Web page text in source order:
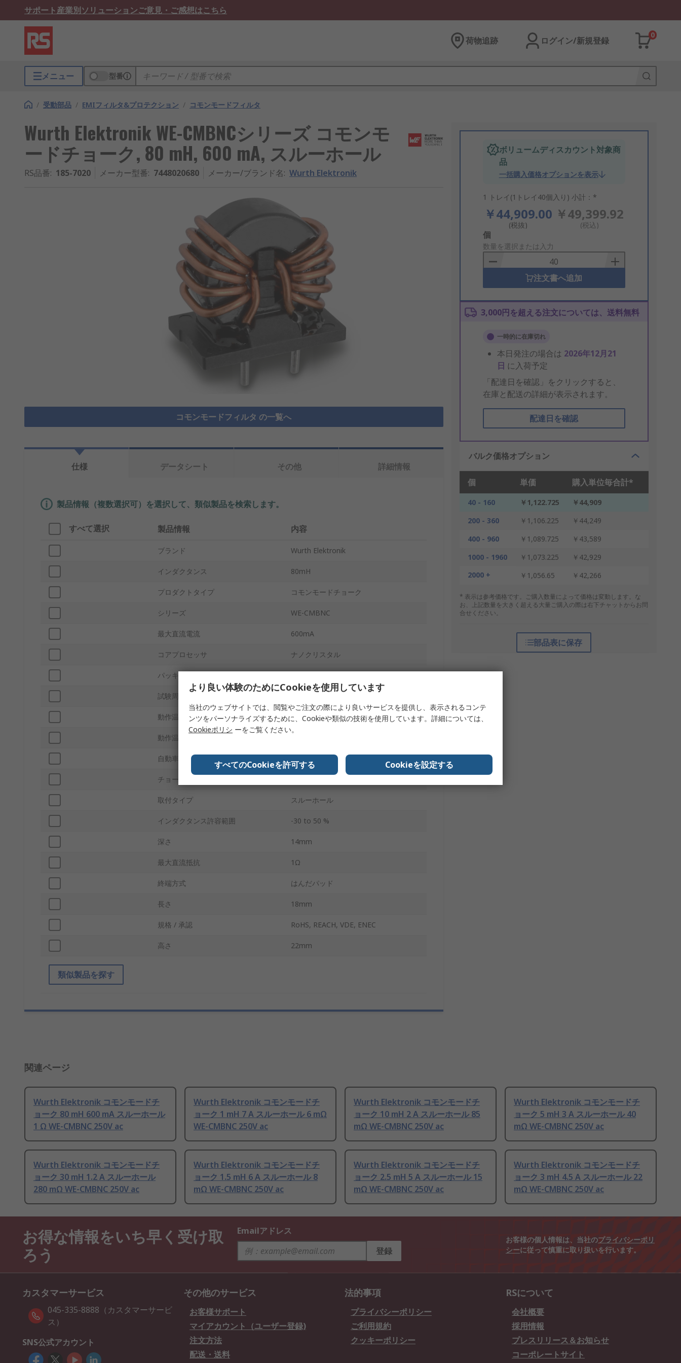
サポート産業別ソリューションご意見・ご感想はこちら
荷物追跡 ログイン/新規登録
0
メニュー 型番
/ 受動部品 / EMIフィルタ&プロテクション / コモンモードフィルタ
Wurth Elektronik WE-CMBNCシリーズ コモンモ
ードチョーク, 80 mH, 600 mA, スルーホール
RS品番: 185-7020 メーカー型番: 7448020680 メーカー/ブランド名: Wurth Elektronik
コモンモードフィルタ の一覧へ
ボリュームディスカウント対象商
品
一括購入価格オプションを表示
1 トレイ(1トレイ40個入り) 小計：*
￥44,909.00
(税抜)
￥49,399.92
(税込)
Add
to
Basket
個
数量を選択または入力
注文書へ追加
3,000円を超える注文については、送料無料
一時的に在庫切れ
本日発注の場合は 2026年12月21
日 に入荷予定
「配達日を確認」をクリックすると、
在庫と配送の詳細が表示されます。
配達日を確認
バルク価格オプション
個 単価 購入単位毎合計*
40 - 160 ￥1,122.725
￥44,909
200 - 360
￥1,106.225
￥44,249
400 - 960
￥1,089.725
￥43,589
1000 - 1960
￥1,073.225
￥42,929
2000 +
￥1,056.65 ￥42,266
* 表示は参考価格です。ご購入数量によって価格は変動します。な
お、上記数量を大きく超える大量ご購入の際は右下チャットからお問
合せください。
部品表に保存
仕様 データシート その他 詳細情報
製品情報（複数選択可）を選択して、類似製品を検索します。
すべて選択 製品情報 内容
ブランド Wurth Elektronik
インダクタンス 80mH
プロダクトタイプ コモンモードチョーク
シリーズ WE-CMBNC
最大直流電流 600mA
コアプロセッサ ナノクリスタル
パッキング
試験周波数
動作温度 Max 125°C
動作温度 Min
自動車規格
チョーク電圧
取付タイプ スルーホール
インダクタンス許容範囲 -30 to 50 %
深さ 14mm
最大直流抵抗 1Ω
終端方式 はんだパッド
長さ 18mm
規格 / 承認 RoHS, REACH, VDE, ENEC
高さ 22mm
類似製品を探す
関連ページ
Wurth Elektronik コモンモードチ
ョーク 80 mH 600 mA スルーホール
1 Ω WE-CMBNC 250V ac
Wurth Elektronik コモンモードチ
ョーク 1 mH 7 A スルーホール 6 mΩ
WE-CMBNC 250V ac
Wurth Elektronik コモンモードチ
ョーク 10 mH 2 A スルーホール 85
mΩ WE-CMBNC 250V ac
Wurth Elektronik コモンモードチ
ョーク 5 mH 3 A スルーホール 40
mΩ WE-CMBNC 250V ac
Wurth Elektronik コモンモードチ
ョーク 30 mH 1.2 A スルーホール
280 mΩ WE-CMBNC 250V ac
Wurth Elektronik コモンモードチ
ョーク 1.5 mH 6 A スルーホール 8
mΩ WE-CMBNC 250V ac
Wurth Elektronik コモンモードチ
ョーク 2.5 mH 5 A スルーホール 15
mΩ WE-CMBNC 250V ac
Wurth Elektronik コモンモードチ
ョーク 3 mH 4.5 A スルーホール 22
mΩ WE-CMBNC 250V ac
お得な情報をいち早く受け取
ろう
Emailアドレス
登録
お客様の個人情報は、当社のプライバシーポリ
シーに従って慎重に取り扱いを行います。
カスタマーサービス
045-335-8888（カスタマーサービ
ス）
SNS公式アカウント
その他のサービス
お客様サポート
マイアカウント（ユーザー登録)
注文方法
配送・送料
法的事項
プライバシーポリシー
ご利用規約
クッキーポリシー
RSについて
会社概要
採用情報
プレスリリース＆お知らせ
コーポレートサイト
より良い体験のためにCookieを使用しています
当社のウェブサイトでは、閲覧やご注文の際により良いサービスを提供し、表示されるコンテ
ンツをパーソナライズするために、Cookieや類似の技術を使用しています。詳細については、
Cookieポリシ ーをご覧ください。
すべてのCookieを許可する Cookieを設定する